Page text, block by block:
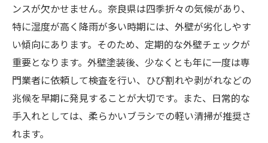
ンスが欠かせません。奈良県は四季折々の気候があり、
特に湿度が高く降雨が多い時期には、外壁が劣化しやす
い傾向にあります。そのため、定期的な外壁チェックが
重要となります。外壁塗装後、少なくとも年に一度は専
門業者に依頼して検査を行い、ひび割れや剥がれなどの
兆候を早期に発見することが大切です。また、日常的な
手入れとしては、柔らかいブラシでの軽い清掃が推奨さ
れます。